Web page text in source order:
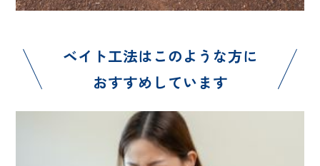
ベイト工法はこのような方に
おすすめしています